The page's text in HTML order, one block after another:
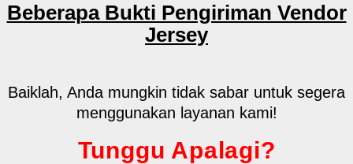
Beberapa Bukti Pengiriman Vendor
Jersey
Baiklah, Anda mungkin tidak sabar untuk segera
menggunakan layanan kami!
Tunggu Apalagi?